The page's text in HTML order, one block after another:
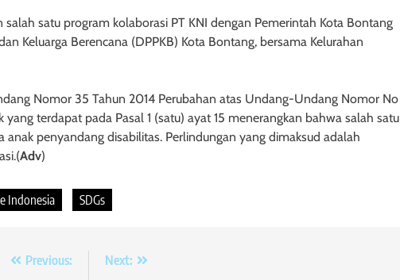
satu program kolaborasi PT KNI dengan Pemerintah Kota Bontang
Keluarga Berencana (DPPKB) Kota Bontang, bersama Kelurahan
Nomor 35 Tahun 2014 Perubahan atas Undang-Undang Nomor No
terdapat pada Pasal 1 (satu) ayat 15 menerangkan bahwa salah satu
anak penyandang disabilitas. Perlindungan yang dimaksud adalah
Adv)
Indonesia SDGs
Previous:
Next: